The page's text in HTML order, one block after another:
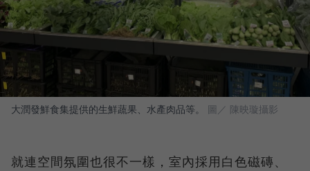
大潤發鮮食集提供的生鮮蔬果、水產肉品等。 圖／ 陳映璇攝影
就連空間氛圍也很不一樣，室內採用白色磁磚、